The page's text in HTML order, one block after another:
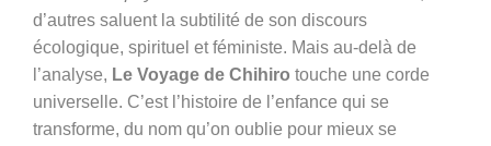
d’autres saluent la subtilité de son discours
écologique, spirituel et féministe. Mais au-delà de
l’analyse, Le Voyage de Chihiro touche une corde
universelle. C’est l’histoire de l’enfance qui se
transforme, du nom qu’on oublie pour mieux se